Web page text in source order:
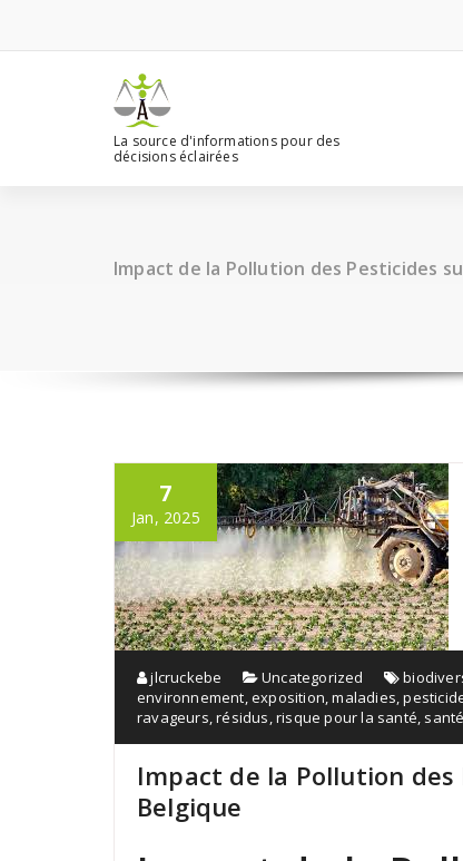
contenu
La source d'informations pour des
décisions éclairées
Impact de la Pollution des Pesticides
7
Jan, 2025
jlcruckebe Uncategorized
environnement,exposition,maladies,
ravageurs,résidus,risque pour la santé,
Impact de la Pollution des
Belgique